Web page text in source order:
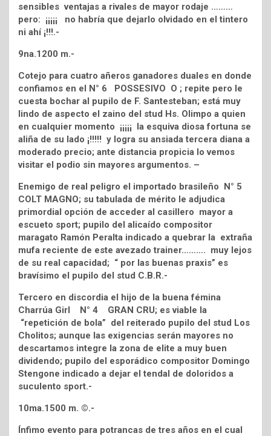
sensibles ventajas a rivales de mayor rodaje ………
pero: ¡¡¡¡¡ no habría que dejarlo olvidado en el tintero
ni ahí ¡!!!.-
9na.1200 m.-
Cotejo para cuatro añeros ganadores duales en donde
confiamos en el N° 6 POSSESIVO O ; repite pero le
cuesta bochar al pupilo de F. Santesteban; está muy
lindo de aspecto el zaino del stud Hs. Olimpo a quien
en cualquier momento ¡¡¡¡¡ la esquiva diosa fortuna se
aliña de su lado ¡!!!!! y logra su ansiada tercera diana a
moderado precio; ante distancia propicia lo vemos
visitar el podio sin mayores argumentos. –
Enemigo de real peligro el importado brasileño N° 5
COLT MAGNO; su tabulada de mérito le adjudica
primordial opción de acceder al casillero mayor a
escueto sport; pupilo del alicaído compositor
maragato Ramón Peralta indicado a quebrar la extraña
mufa reciente de este avezado trainer………. muy lejos
de su real capacidad; “ por las buenas praxis” es
bravísimo el pupilo del stud C.B.R.-
Tercero en discordia el hijo de la buena fémina
Charrúa Girl N° 4 GRAN CRU; es viable la
“repetición de bola” del reiterado pupilo del stud Los
Cholitos; aunque las exigencias serán mayores no
descartamos integre la zona de elite a muy buen
dividendo; pupilo del esporádico compositor Domingo
Stengone indicado a dejar el tendal de doloridos a
suculento sport.-
10ma.1500 m. ©.-
Ínfimo evento para potrancas de tres años en el cual